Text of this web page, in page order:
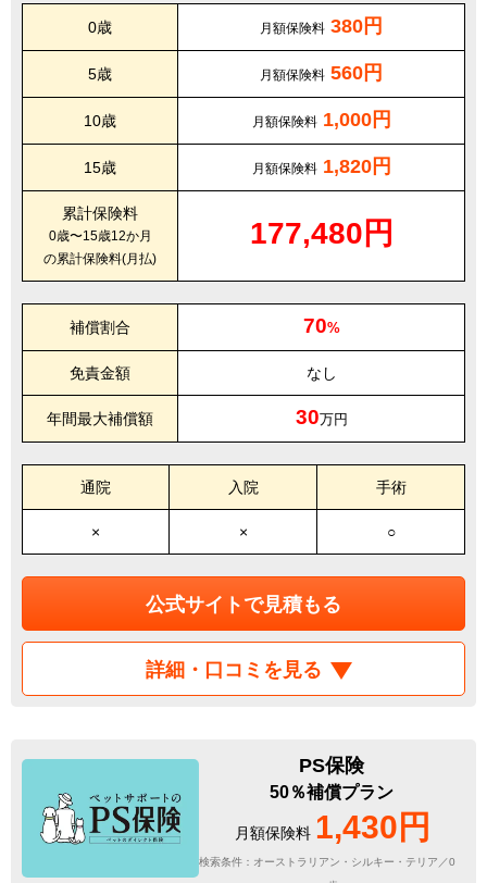
0歳 月額保険料 380円
5歳 月額保険料 560円
10歳 月額保険料 1,000円
15歳 月額保険料 1,820円
累計保険料
0歳〜15歳12か月
の累計保険料(月払)
177,480円
補償割合 70%
免責金額 なし
年間最大補償額 30万円
通院 入院 手術
× × ○
公式サイトで見積もる
詳細・口コミを見る
PS保険
50％補償プラン
月額保険料 1,430円
検索条件：オーストラリアン・シルキー・テリア／0